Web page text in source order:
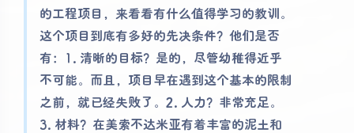
的工程项目，来看看有什么值得学习的教训。
这个项目到底有多好的先决条件？他们是否
有：1. 清晰的目标？是的，尽管幼稚得近乎
不可能。而且，项目早在遇到这个基本的限制
之前，就已经失败了。2. 人力？非常充足。
3. 材料？在美索不达米亚有着丰富的泥土和